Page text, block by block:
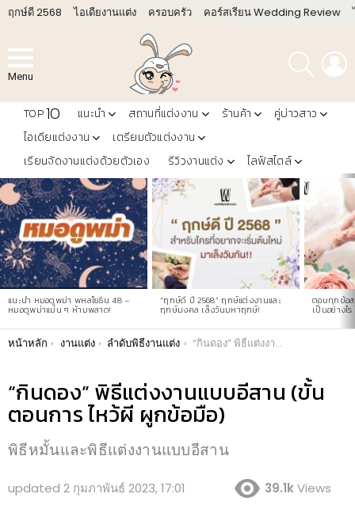
ฤกษ์ดี 2568 ไอเดียงานแต่ง ครอบครัว คอร์สเรียน Wedding Review
Menu
ค้นหา
TOP10 แนะนำ สถานที่แต่งงาน ร้านค้า
คู่บ่าวสาว
ไอเดียแต่งงาน
เตรียมตัวแต่งงาน
เรียนจัดงานแต่งด้วยตัวเอง
รีวิวงานแต่ง ไลฟ์สไตล์
LATEST
STORIES
แนะนำ หมอดูพม่า พหลโยธิน 48 –
หมอดูพม่าแม่น ๆ ห้ามพลาด!
“ฤกษ์ดี ปี 2568” ฤกษ์แต่งงานและ
ฤกษ์มงคล เล็งวันมหาฤกษ์!
ตอบทุกข้อส
เป็นอย่างไร
You are here:
หน้าหลัก งานแต่ง ลำดับพิธีงานแต่ง “กินดอง” พิธีแต่งงานแบบอีสาน (ขั้นตอนการ ไหว้ผี ผูกข้อมือ)
“กินดอง” พิธีแต่งงานแบบอีสาน (ขั้น
ตอนการ ไหว้ผี ผูกข้อมือ)
พิธีหมั้นและพิธีแต่งงานแบบอีสาน
updated 2 กุมภาพันธ์ 2023, 17:01 39.1kViews